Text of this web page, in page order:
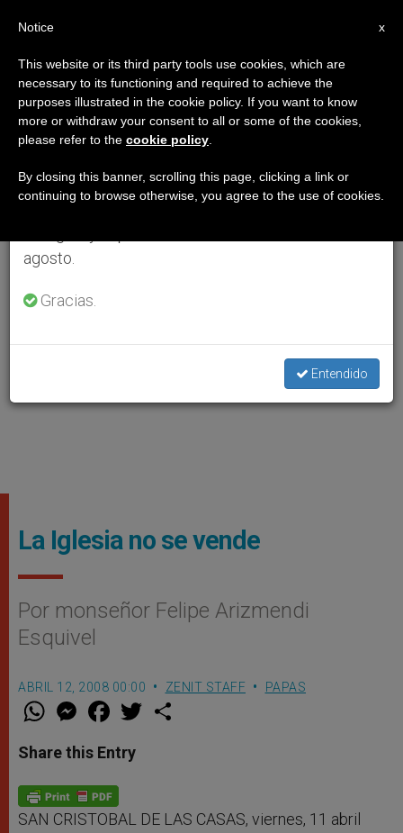
La Iglesia no se vende
Por monseñor Felipe Arizmendi
Esquivel
ABRIL 12, 2008 00:00 ZENIT STAFF PAPAS
W
t
s
p
p
M
e
s
e
g
e
r
F
a
e
b
o
k
w
Share this Entry
SAN CRISTOBAL DE LAS CASAS, viernes, 11 abril
×
Aviso importante
Del 27 de julio al 7 de agosto haremos la pausa
anual, aprovechando que en el periodo de verano
se generan menos informaciones y también el
agosto.
Gracias.
Entendido
x
Notice
This website or its third party tools use cookies, which are
necessary to its functioning and required to achieve the
purposes illustrated in the cookie policy. If you want to know
more or withdraw your consent to all or some of the cookies,
please refer to the cookie policy
By closing this banner, scrolling this page, clicking a link or
continuing to browse otherwise, you agree to the use of cookies.